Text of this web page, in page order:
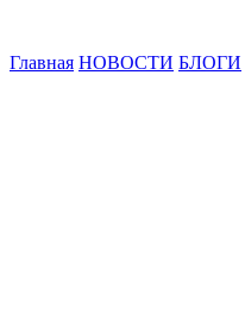
Главная НОВОСТИ БЛОГИ